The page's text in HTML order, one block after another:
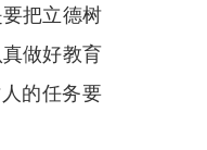
把立德树
做好教育
的任务要